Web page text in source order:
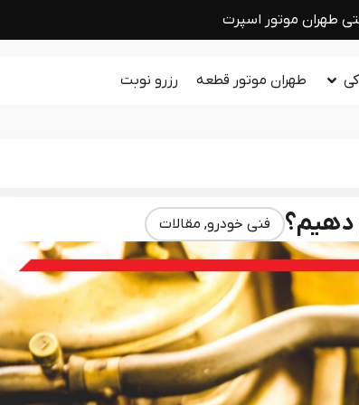
طهران موتور اسپرت
طهران موتور قطعه رزرو نوبت
دهیم؟ فنی خودرو, مقالات